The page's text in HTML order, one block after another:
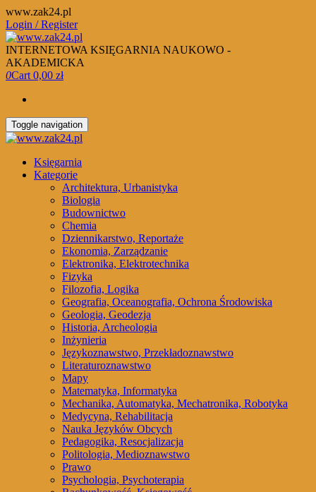
Skip
to
the
content
www.zak24.pl
Login / Register
INTERNETOWA KSIĘGARNIA NAUKOWO -
AKADEMICKA
0Cart 0,00 zł
Toggle navigation
Księgarnia
Kategorie
Architektura, Urbanistyka
Biologia
Budownictwo
Chemia
Dziennikarstwo, Reportaże
Ekonomia, Zarządzanie
Elektronika, Elektrotechnika
Fizyka
Filozofia, Logika
Geografia, Oceanografia, Ochrona Środowiska
Geologia, Geodezja
Historia, Archeologia
Inżynieria
Językoznawstwo, Przekładoznawstwo
Literaturoznawstwo
Mapy
Matematyka, Informatyka
Mechanika, Automatyka, Mechatronika, Robotyka
Medycyna, Rehabilitacja
Nauka Języków Obcych
Pedagogika, Resocjalizacja
Politologia, Medioznawstwo
Prawo
Psychologia, Psychoterapia